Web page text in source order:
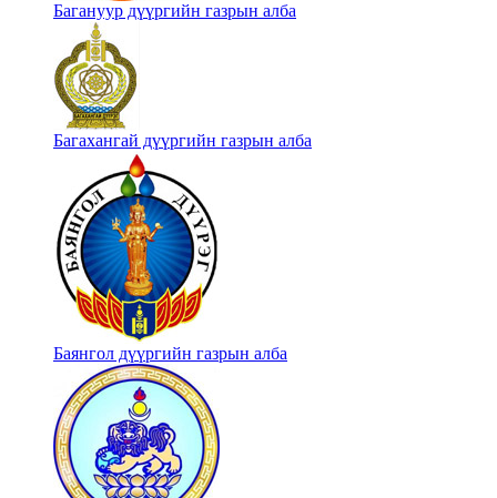
Багануур дүүргийн газрын алба
Багахангай дүүргийн газрын алба
Баянгол дүүргийн газрын алба